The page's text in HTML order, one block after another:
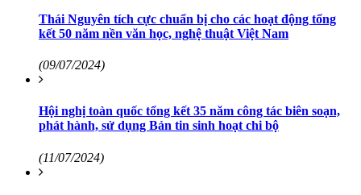
Thái Nguyên tích cực chuẩn bị cho các hoạt động tổng
kết 50 năm nền văn học, nghệ thuật Việt Nam
(09/07/2024)
Hội nghị toàn quốc tổng kết 35 năm công tác biên soạn,
phát hành, sử dụng Bản tin sinh hoạt chi bộ
(11/07/2024)